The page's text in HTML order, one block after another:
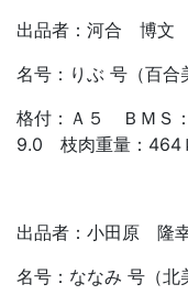
出品者：河合 博文
名号：りぶ 号（百合
格付：Ａ５ ＢＭＳ
9.0 枝肉重量：464
出品者：小田原 隆
名号：ななみ 号（北